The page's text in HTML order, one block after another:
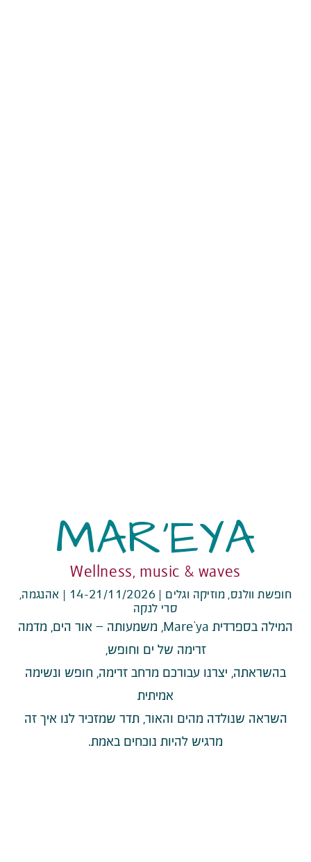
MAR’EYA
Wellness, music & waves
חופשת וולנס, מוזיקה וגלים | 14-21/11/2026 | אהנגמה,
סרי לנקה
המילה בספרדית Mare`ya, משמעותה – אור הים, מדמה
זרימה של ים וחופש,
בהשראתה, יצרנו עבורכם מרחב זרימה, חופש ונשימה
אמיתית
השראה שנולדה מהים והאור, תדר שמזכיר לנו איך זה
מרגיש להיות נוכחים באמת.